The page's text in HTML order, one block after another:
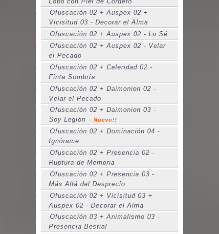
Ofuscación 02 + Auspex 02 +
Vicisitud 03 - Decorar el Alma
Ofuscación 02 + Auspex 02 - Lo Sé
Ofuscación 02 + Auspex 02 - Velar
el Pecado
Ofuscación 02 + Celeridad 02 -
Finta Sombría
Ofuscación 02 + Daimonion 02 -
Velar el Pecado
Ofuscación 02 + Daimonion 03 -
Soy Legión
- Nuevo!!
Ofuscación 02 + Dominación 04 -
Ignórame
Ofuscación 02 + Presencia 02 -
Ruptura de Memoria
Ofuscación 02 + Presencia 03 -
Más Allá del Desprecio
Ofuscación 02 + Vicisitud 03 +
Auspex 02 - Decorar el Alma
Ofuscación 03 + Animalismo 03 -
Presencia Bestial